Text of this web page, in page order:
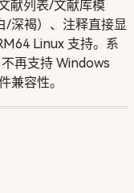
献列表/文献库模
/深褐）、注释直接显
Linux 支持。系
再支持 Windows
兼容性。